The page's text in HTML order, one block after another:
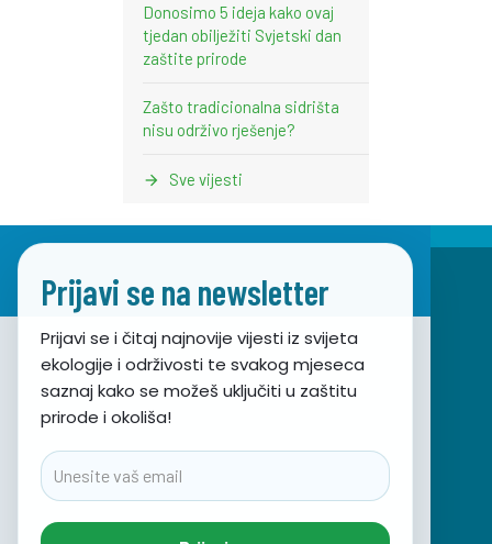
Donosimo 5 ideja kako ovaj
tjedan obilježiti Svjetski dan
zaštite prirode
Zašto tradicionalna sidrišta
nisu održivo rješenje?
Sve vijesti
Prijavi se na newsletter
Prijavi se i čitaj najnovije vijesti iz svijeta
ekologije i održivosti te svakog mjeseca
saznaj kako se možeš uključiti u zaštitu
prirode i okoliša!
Email
Udruga za prirodu, okoliš i održivi razvoj Sunce
Obala hrvatskog narodnog preporoda 7
21000 Split, Hrvatska
email:info@sunce-st.org
Tel: +385.21.360779